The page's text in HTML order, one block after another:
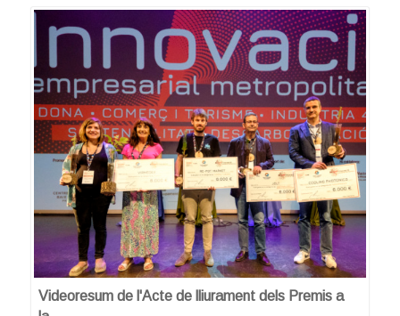
Videoresum de l'Acte de lliurament dels Premis a